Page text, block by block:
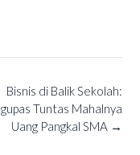
Bisnis di Balik Sekolah:
Tuntas Mahalnya
Uang Pangkal SMA →